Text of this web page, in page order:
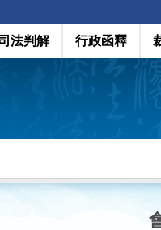
法判解 行政函釋